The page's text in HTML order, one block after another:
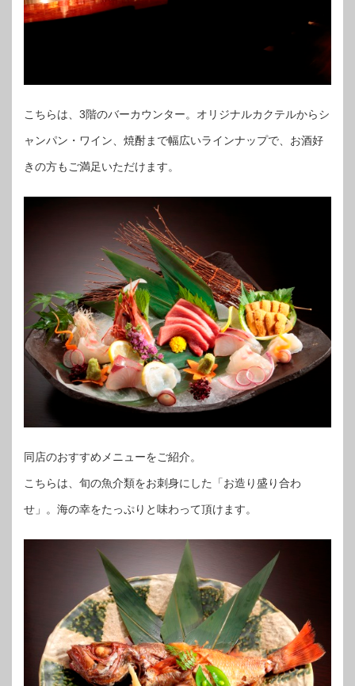
こちらは、3階のバーカウンター。オリジナルカクテルからシ
ャンパン・ワイン、焼酎まで幅広いラインナップで、お酒好
きの方もご満足いただけます。
同店のおすすめメニューをご紹介。
こちらは、旬の魚介類をお刺身にした「お造り盛り合わ
せ」。海の幸をたっぷりと味わって頂けます。